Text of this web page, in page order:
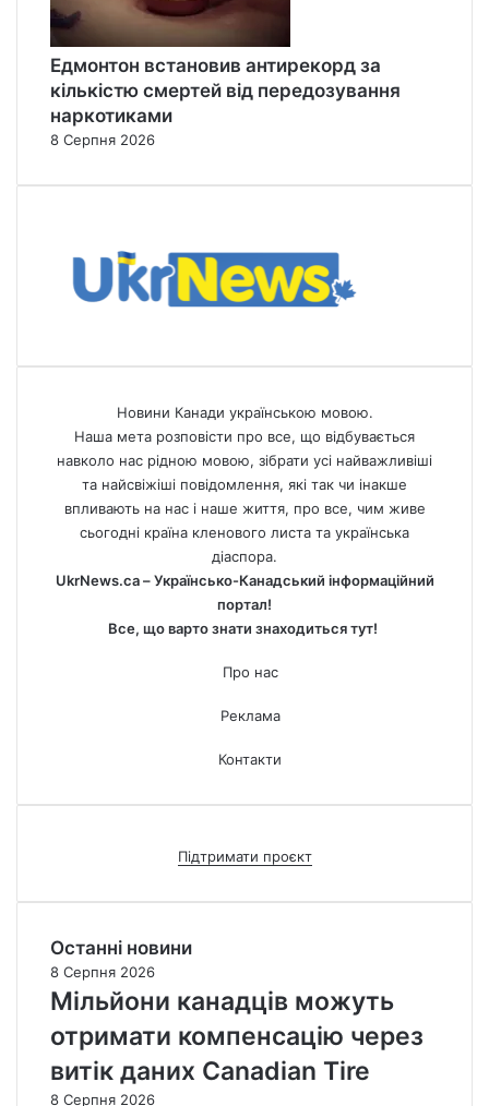
Едмонтон встановив антирекорд за
кількістю смертей від передозування
наркотиками
8 Серпня 2026
Новини Канади українською мовою.
Наша мета розповісти про все, що відбувається
навколо нас рідною мовою, зібрати усі найважливіші
та найсвіжіші повідомлення, які так чи інакше
впливають на нас і наше життя, про все, чим живе
сьогодні країна кленового листа та українська
діаспора.
UkrNews.ca – Українсько-Канадський інформаційний
портал!
Все, що варто знати знаходиться тут!
Про нас
Реклама
Контакти
Підтримати проєкт
Останні новини
8 Серпня 2026
Мільйони канадців можуть
отримати компенсацію через
витік даних Canadian Tire
8 Серпня 2026